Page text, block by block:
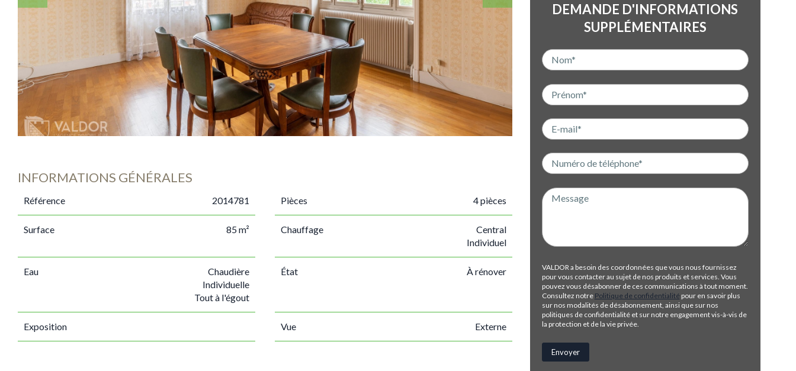
INFORMATIONS GÉNÉRALES
Référence 2014781 Pièces 4 pièces
Surface 85 m² Chauffage
Central
Individuel
Eau
Chaudière
Individuelle
Tout à l'égout
État À rénover
Exposition Vue Externe
DEMANDE D'INFORMATIONS
SUPPLÉMENTAIRES
VALDOR a besoin des coordonnées que vous nous fournissez
pour vous contacter au sujet de nos produits et services. Vous
pouvez vous désabonner de ces communications à tout moment.
Consultez notre Politique de confidentialité pour en savoir plus
sur nos modalités de désabonnement, ainsi que sur nos
politiques de confidentialité et sur notre engagement vis-à-vis de
la protection et de la vie privée.